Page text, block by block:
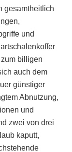
gesamtheitlich
und
billigen
auch dem
günstiger
Abnutzung,
und
zwei von drei
kaputt,